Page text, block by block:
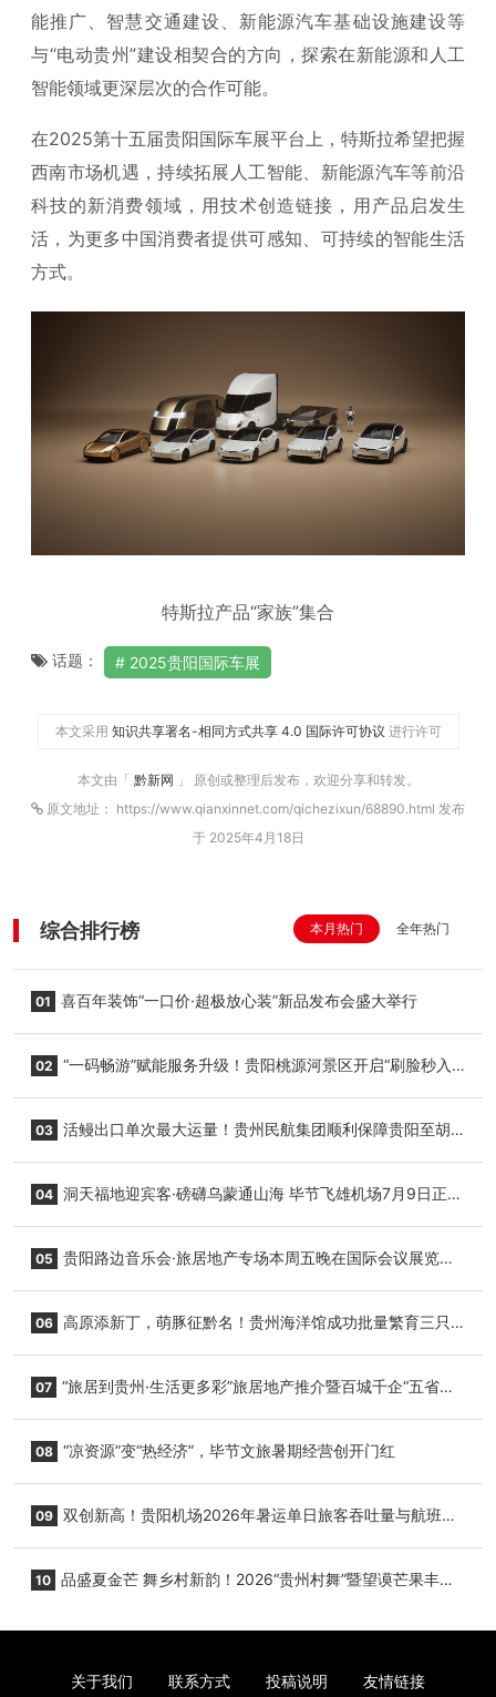
能推广、智慧交通建设、新能源汽车基础设施建设等
与“电动贵州”建设相契合的方向，探索在新能源和人工
智能领域更深层次的合作可能。
在2025第十五届贵阳国际车展平台上，特斯拉希望把握
西南市场机遇，持续拓展人工智能、新能源汽车等前沿
科技的新消费领域，用技术创造链接，用产品启发生
活，为更多中国消费者提供可感知、可持续的智能生活
方式。
特斯拉产品“家族”集合
话题： 2025贵阳国际车展
本文采用 知识共享署名-相同方式共享 4.0 国际许可协议 进行许可
本文由「 黔新网 」 原创或整理后发布，欢迎分享和转发。
原文地址： https://www.qianxinnet.com/qichezixun/68890.html 发布
于 2025年4月18日
综合排行榜 本月热门 全年热门
01 喜百年装饰“一口价·超极放心装”新品发布会盛大举行
02 “一码畅游”赋能服务升级！贵阳桃源河景区开启“刷脸秒入
03 活鳗出口单次最大运量！贵州民航集团顺利保障贵阳至胡
04 洞天福地迎宾客·磅礴乌蒙通山海 毕节飞雄机场7月9日正式
05 贵阳路边音乐会·旅居地产专场本周五晚在国际会议展览中
06 高原添新丁，萌豚征黔名！贵州海洋馆成功批量繁育三只
07 “旅居到贵州·生活更多彩”旅居地产推介暨百城千企“五省
08 “凉资源”变“热经济”，毕节文旅暑期经营创开门红
09 双创新高！贵阳机场2026年暑运单日旅客吞吐量与航班起
10 品盛夏金芒 舞乡村新韵！2026“贵州村舞”暨望谟芒果丰收
关于我们 联系方式 投稿说明 友情链接